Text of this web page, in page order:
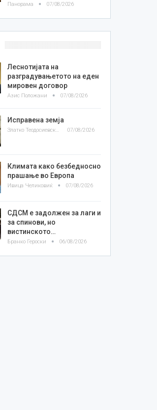
Панорама 07/08/2026
Леснотијата на
разградувањетото на еден
мировен договор
Азис Положани 07/08/2026
Исправена земја
Златко Теодосиевски 07/08/2026
Климата како безбедносно
прашање во Европа
Ивица Челиковиќ 07/08/2026
СДСМ е задолжен за лаги и
за спинови, но
вистинското…
Бранко Героски 06/08/2026